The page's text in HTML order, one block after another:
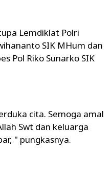
Lemdiklat Polri
SIK MHum dan
Pol Riko Sunarko SIK
cita. Semoga amal
Swt dan keluarga
" pungkasnya.